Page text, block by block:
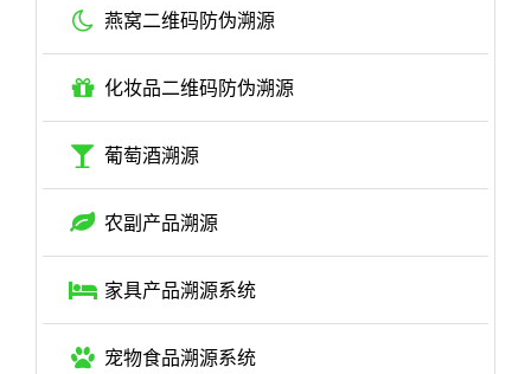
燕窝二维码防伪溯源
化妆品二维码防伪溯源
葡萄酒溯源
农副产品溯源
家具产品溯源系统
宠物食品溯源系统